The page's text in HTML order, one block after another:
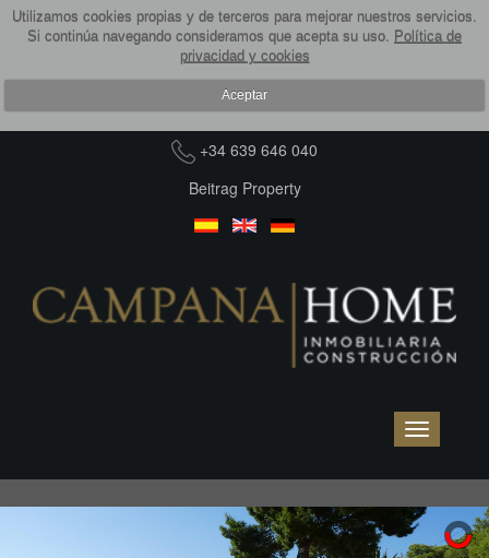
Utilizamos cookies propias y de terceros para mejorar nuestros servicios.
Si continúa navegando consideramos que acepta su uso. Política de
privacidad y cookies
Aceptar
+34 639 646 040
Beitrag Property
Toggle
navigation